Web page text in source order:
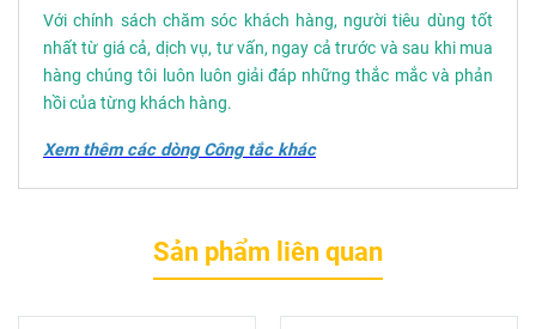
Với chính sách chăm sóc khách hàng, người tiêu dùng tốt
nhất từ giá cả, dịch vụ, tư vấn, ngay cả trước và sau khi mua
hàng chúng tôi luôn luôn giải đáp những thắc mắc và phản
hồi của từng khách hàng.
Xem thêm các dòng Công tắc khác
Sản phẩm liên quan